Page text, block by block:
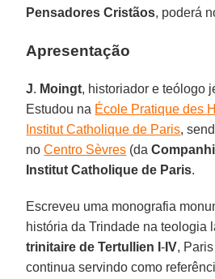
Pensadores Cristãos, poderá
Apresentação
J. Moingt, historiador e teólogo
Estudou na École Pratique des
Institut Catholique de Paris,
noCentro Sèvres (da
Institut Catholique de Paris.
Escreveu uma monografia
história da Trindade na teologia
trinitaire de Tertullien I- IV,
continua servindo como